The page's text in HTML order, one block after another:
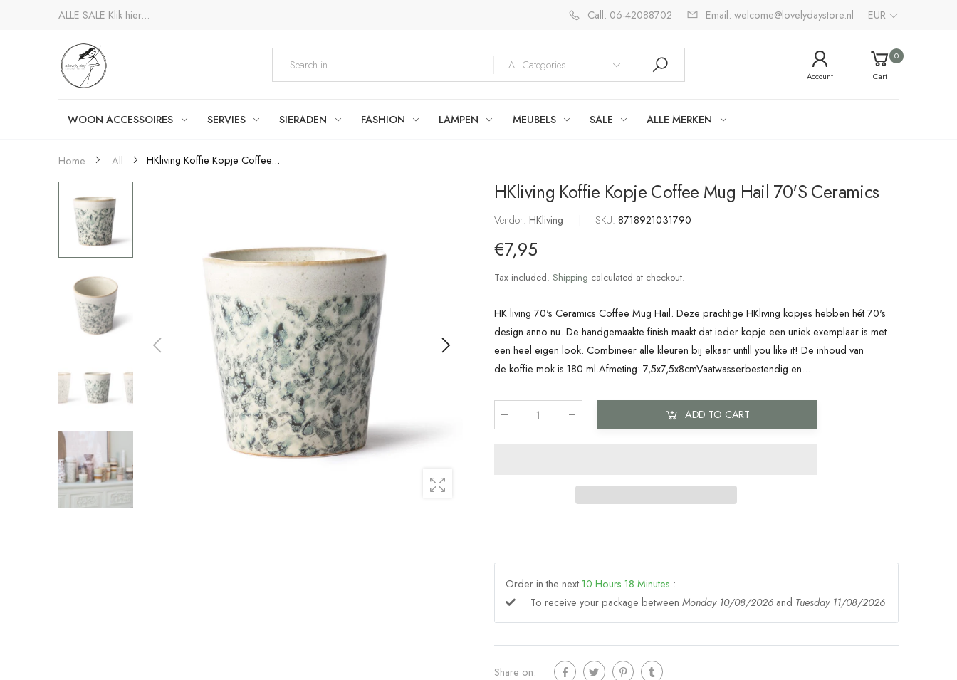
ALLE SALE Klik hier... Call: 06-42088702 Email: welcome@lovelydaystore.nl EUR
Account
0
Cart
WOON ACCESSOIRES SERVIES SIERADEN FASHION LAMPEN MEUBELS SALE ALLE MERKEN
Home All HKliving Koffie Kopje Coffee...
HKliving Koffie Kopje Coffee Mug Hail 70's Ceramics
Vendor: HKliving SKU:8718921031790
€7,95
Tax included. Shipping calculated at checkout.
HK living 70's Ceramics Coffee Mug Hail. Deze prachtige HKliving kopjes hebben hét 70's
design anno nu. De handgemaakte finish maakt dat ieder kopje een uniek exemplaar is met
een heel eigen look. Combineer alle kleuren bij elkaar untill you like it! De inhoud van
de koffie mok is 180 ml.Afmeting: 7,5x7,5x8cmVaatwasserbestendig en...
ADD TO CART
Order in the next 10 Hours 18 Minutes :
To receive your package betweenMonday 10/08/2026 and Tuesday 11/08/2026
Share on: